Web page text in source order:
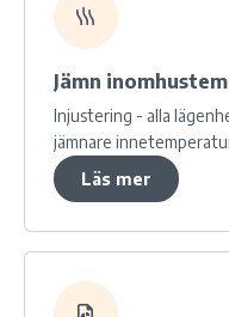
Jämn
Injustering - alla
jämnare
Läs mer